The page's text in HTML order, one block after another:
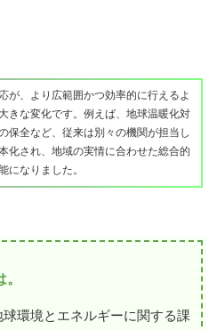
が、より広範囲かつ効率的に行えるよ
きな変化です。例えば、地球温暖化対
保全など、従来は別々の機関が担当し
化され、地域の実情に合わせた総合的
になりました。
球環境とエネルギーに関する課